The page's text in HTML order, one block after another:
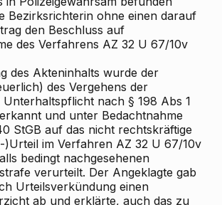
Bezirksrichterin ohne einen darauf
den Beschluss auf
des Verfahrens AZ 32 U 67/10v
des Akteninhalts wurde der
des Vergehens der
nach § 198 Abs 1
und unter Bedachtnahme
StGB auf das nicht rechtskräftige
)Urteil im Verfahren AZ 32 U 67/10v
bedingt nachgesehenen
verurteilt. Der Angeklagte gab
Urteilsverkündung einen
ab und erklärte, auch das zu